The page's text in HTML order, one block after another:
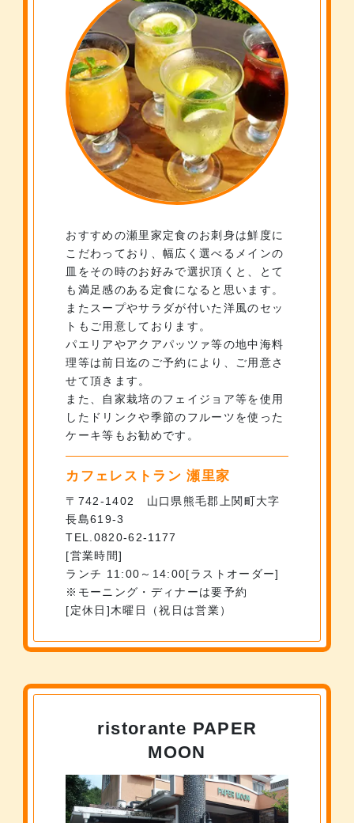
おすすめの瀬里家定食のお刺身は鮮度に
こだわっており、幅広く選べるメインの
皿をその時のお好みで選択頂くと、とて
も満足感のある定食になると思います。
またスープやサラダが付いた洋風のセッ
トもご用意しております。
パエリアやアクアパッツァ等の地中海料
理等は前日迄のご予約により、ご用意さ
せて頂きます。
また、自家栽培のフェイジョア等を使用
したドリンクや季節のフルーツを使った
ケーキ等もお勧めです。
カフェレストラン 瀬里家
〒742-1402 山口県熊毛郡上関町大字
長島619-3
TEL.0820-62-1177
営業時間
ランチ 11:00～14:00[ラストオーダー]
※モーニング・ディナーは要予約
定休日
木曜日（祝日は営業）
ristorante PAPER
MOON